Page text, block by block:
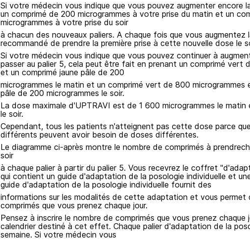
Si votre médecin vous indique que vous pouvez augmenter encore
un comprimé de 200 microgrammes à votre prise du matin et un
microgrammes à votre prise du soir
à chacun des nouveaux paliers. A chaque fois que vous augmentez
recommandé de prendre la première prise à cette nouvelle dose le
Si votre médecin vous indique que vous pouvez continuer à
passer au palier 5, cela peut être fait en prenant un comprimé vert
et un comprimé jaune pâle de 200
microgrammes le matin et un comprimé vert de 800 microgrammes
pâle de 200 microgrammes le soir.
La dose maximale d'UPTRAVI est de 1 600 microgrammes le matin
le soir.
Cependant, tous les patients n'atteignent pas cette dose parce
différents peuvent avoir besoin de doses différentes.
Le diagramme ci-après montre le nombre de comprimés à
soir
à chaque palier à partir du palier 5. Vous recevrez le coffret
qui contient un guide d'adaptation de la posologie individuelle et
guide d'adaptation de la posologie individuelle fournit des
informations sur les modalités de cette adaptation et vous permet
comprimés que vous prenez chaque jour.
Pensez à inscrire le nombre de comprimés que vous prenez chaque
calendrier destiné à cet effet. Chaque palier d'adaptation de la
semaine. Si votre médecin vous